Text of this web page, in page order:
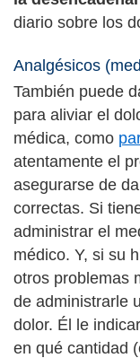
diario sobre los
Analgésicos
También puede
para aliviar el
médica, como
atentamente el
asegurarse de
correctas. Si
administrar el
médico. Y, si su
otros problemas
de administrarle
dolor. Él le
en qué cantidad